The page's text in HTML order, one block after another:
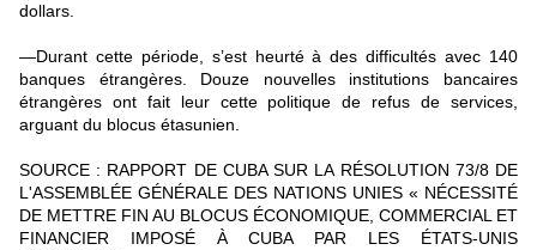
dollars.
—Durant cette période, s’est heurté à des difficultés avec 140
banques étrangères. Douze nouvelles institutions bancaires
étrangères ont fait leur cette politique de refus de services,
arguant du blocus étasunien.
SOURCE : RAPPORT DE CUBA SUR LA RÉSOLUTION 73/8 DE
L'ASSEMBLÉE GÉNÉRALE DES NATIONS UNIES « NÉCESSITÉ
DE METTRE FIN AU BLOCUS ÉCONOMIQUE, COMMERCIAL ET
FINANCIER IMPOSÉ À CUBA PAR LES ÉTATS-UNIS